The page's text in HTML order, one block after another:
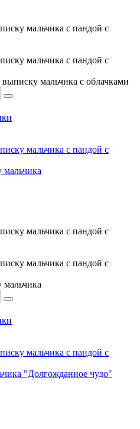
мальчика с облачками
"Долгожданное чудо"